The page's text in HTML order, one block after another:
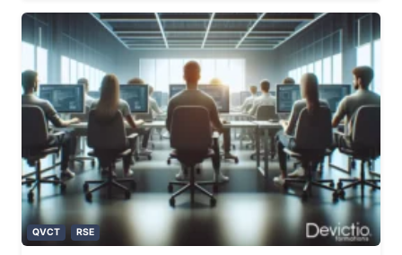
paiement de votre facture.
QVCT RSE